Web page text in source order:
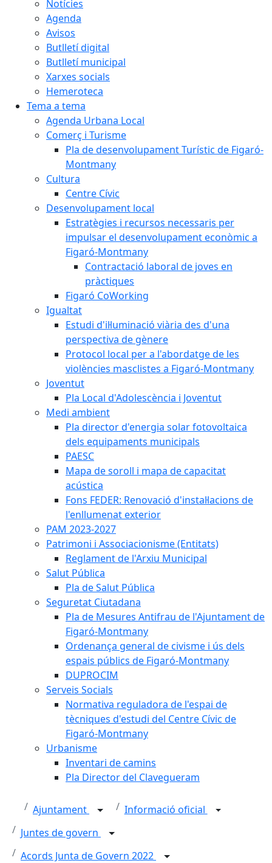
Notícies
Agenda
Avisos
Butlletí digital
Butlletí municipal
Xarxes socials
Hemeroteca
Tema a tema
Agenda Urbana Local
Comerç i Turisme
Pla de desenvolupament Turístic de Figaró-
Montmany
Cultura
Centre Cívic
Desenvolupament local
Estratègies i recursos necessaris per
impulsar el desenvolupament econòmic a
Figaró-Montmany
Contractació laboral de joves en
pràctiques
Figaró CoWorking
Igualtat
Estudi d'il·luminació viària des d'una
perspectiva de gènere
Protocol local per a l'abordatge de les
violències masclistes a Figaró-Montmany
Joventut
Pla Local d'Adolescència i Joventut
Medi ambient
Pla director d'energia solar fotovoltaica
dels equipaments municipals
PAESC
Mapa de soroll i mapa de capacitat
acústica
Fons FEDER: Renovació d'instal·lacions de
l'enllumenat exterior
PAM 2023-2027
Patrimoni i Associacionisme (Entitats)
Reglament de l'Arxiu Municipal
Salut Pública
Pla de Salut Pública
Seguretat Ciutadana
Pla de Mesures Antifrau de l'Ajuntament de
Figaró-Montmany
Ordenança general de civisme i ús dels
espais públics de Figaró-Montmany
DUPROCIM
Serveis Socials
Normativa reguladora de l'espai de
tècniques d'estudi del Centre Cívic de
Figaró-Montmany
Urbanisme
Inventari de camins
Pla Director del Clavegueram
Ajuntament
Informació oficial
Juntes de govern
Acords Junta de Govern 2022